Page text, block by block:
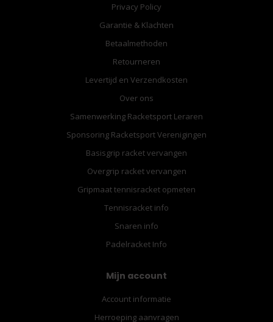
Privacy Policy
Garantie & Klachten
Betaalmethoden
Retourneren
Levertijd en Verzendkosten
Over ons
Samenwerking Racketsport Leraren
Sponsoring Racketsport Verenigingen
Basisgrip racket vervangen
Overgrip racket vervangen
Gripmaat tennisracket opmeten
Tennisracket info
Snaren info
Padelracket Info
Mijn account
Account informatie
Herroeping aanvragen